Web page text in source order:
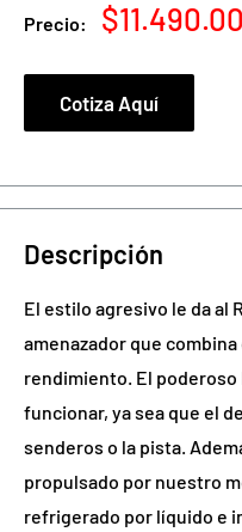
Precio:
Precio
venta
Cotiza Aquí
Descripción
El estilo agresivo le da al
amenazador que
rendimiento. El
funcionar, ya sea que el
senderos o la pista.
propulsado por nuestro
refrigerado por líquido e